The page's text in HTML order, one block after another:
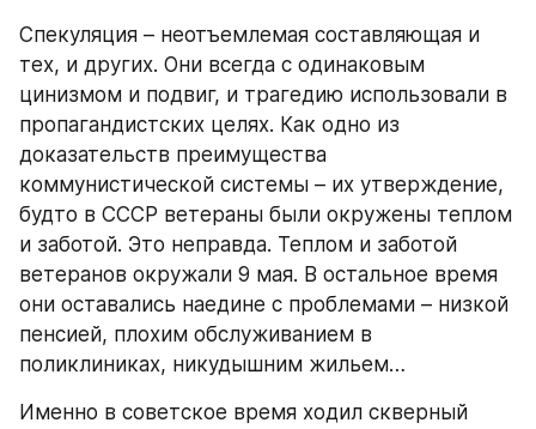
Спекуляция – неотъемлемая составляющая и
тех, и других. Они всегда с одинаковым
цинизмом и подвиг, и трагедию использовали в
пропагандистских целях. Как одно из
доказательств преимущества
коммунистической системы – их утверждение,
будто в СССР ветераны были окружены теплом
и заботой. Это неправда. Теплом и заботой
ветеранов окружали 9 мая. В остальное время
они оставались наедине с проблемами – низкой
пенсией, плохим обслуживанием в
поликлиниках, никудышним жильем…
Именно в советское время ходил скверный